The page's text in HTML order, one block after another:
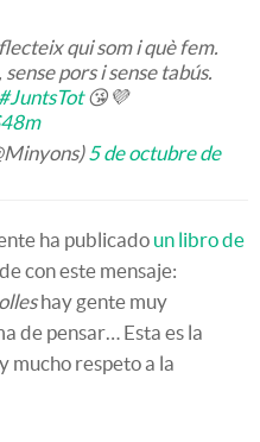
qui som i què fem.
pors i sense tabús.
#JuntsTot😘💜
5 de octubre de
ha publicado un libro de
con este mensaje:
hay gente muy
de pensar… Esta es la
mucho respeto a la